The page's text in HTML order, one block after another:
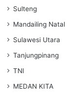
Sulteng
Mandailing Natal
Sulawesi Utara
Tanjungpinang
TNI
MEDAN KITA